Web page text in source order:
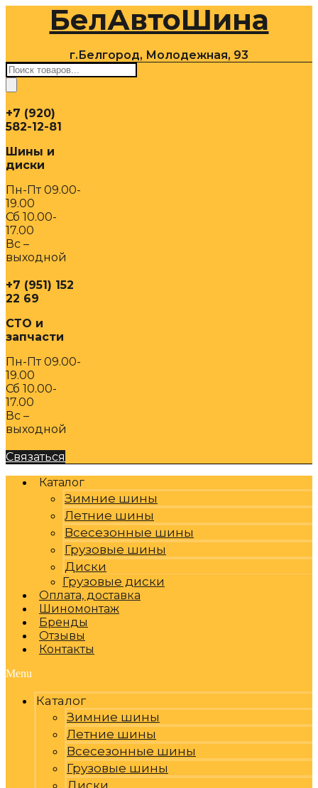
содержимомуБелАвтоШина
г.Белгород, Молодежная, 93
Поиск
товаров
+7 (920)
582-12-81
Шины и
диски
Пн-Пт 09.00-
19.00
Сб 10.00-
17.00
Вс –
выходной
+7 (951) 152
22 69
СТО и
запчасти
Пн-Пт 09.00-
19.00
Сб 10.00-
17.00
Вс –
выходной
Связаться
Каталог
Зимние шины
Летние шины
Всесезонные шины
Грузовые шины
Диски
Грузовые диски
Оплата, доставка
Шиномонтаж
Бренды
Отзывы
Контакты
Menu
Каталог
Зимние шины
Летние шины
Всесезонные шины
Грузовые шины
Диски